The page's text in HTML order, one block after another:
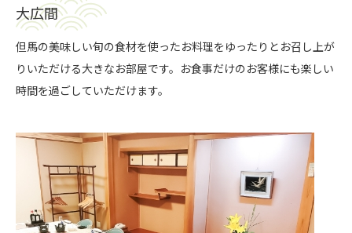
大広間
但馬の美味しい旬の食材を使ったお料理をゆったりとお召し上が
りいただける大きなお部屋です。お食事だけのお客様にも楽しい
時間を過ごしていただけます。